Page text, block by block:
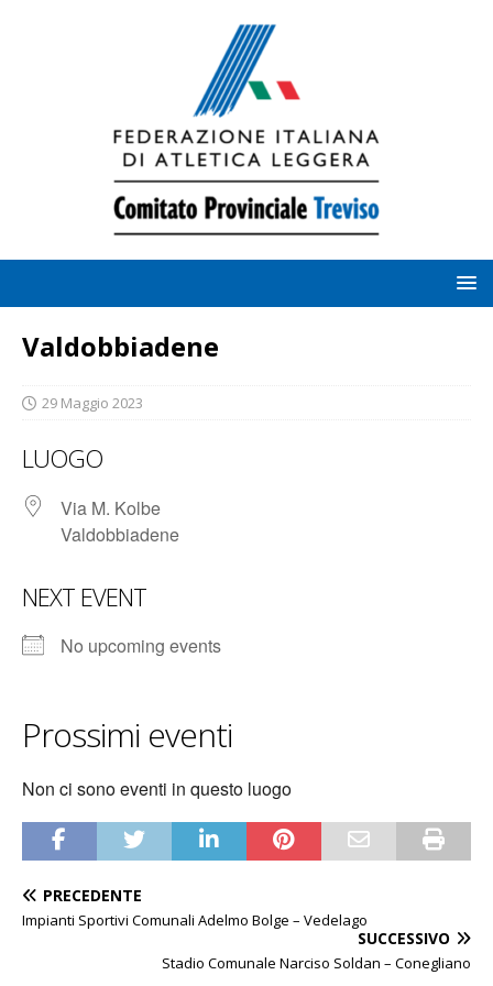
Valdobbiadene
29 Maggio 2023
LUOGO
Via M. Kolbe
Valdobbiadene
NEXT EVENT
No upcoming events
Prossimi eventi
Non ci sono eventi in questo luogo
PRECEDENTE
Impianti Sportivi Comunali Adelmo Bolge – Vedelago
SUCCESSIVO
Stadio Comunale Narciso Soldan – Conegliano